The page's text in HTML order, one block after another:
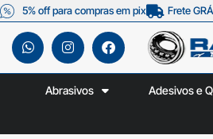
5% off para compras em pix Frete
Abrasivos Adesivos e